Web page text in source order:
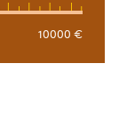
10000 €